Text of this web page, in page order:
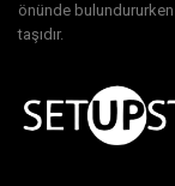
önünde
taşıdır.